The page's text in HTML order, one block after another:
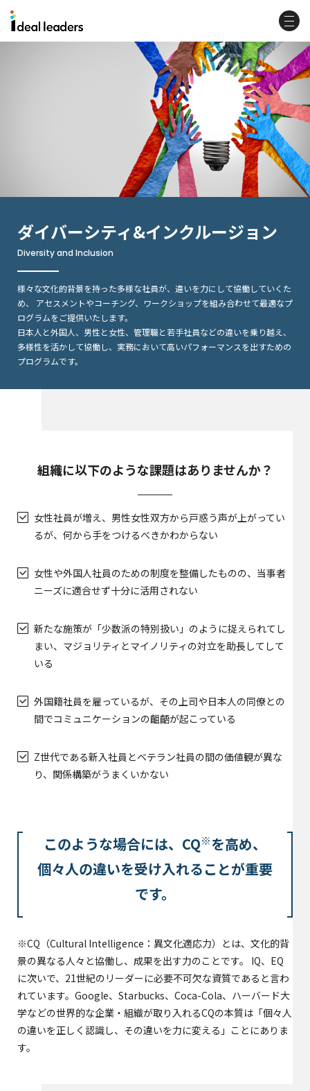
ダイバーシティ&インクルージョン
Diversity and Inclusion
様々な文化的背景を持った多様な社員が、違いを力にして協働していくた
め、
アセスメントやコーチング、ワークショップを組み合わせて最適なプ
ログラムをご提供いたします。
日本人と外国人、男性と女性、管理職と若手社員などの違いを乗り越え、
多様性を活かして協働し、実務において高いパフォーマンスを出すための
プログラムです。
組織に以下のような課題はありませんか？
女性社員が増え、男性女性双方から戸惑う声が上がってい
るが、何から手をつけるべきかわからない
女性や外国人社員のための制度を整備したものの、当事者
ニーズに適合せず十分に活用されない
新たな施策が「少数派の特別扱い」のように捉えられてし
まい、マジョリティとマイノリティの対立を助長してして
いる
外国籍社員を雇っているが、その上司や日本人の同僚との
間でコミュニケーションの齟齬が起こっている
Z世代である新入社員とベテラン社員の間の価値観が異な
り、関係構築がうまくいかない
このような場合には、CQ※を高め、
個々人の違いを受け入れることが重要
です。
※CQ（Cultural Intelligence：異文化適応力）とは、文化的背
景の異なる人々と協働し、成果を出す力のことです。 IQ、EQ
に次いで、21世紀のリーダーに必要不可欠な資質であると言わ
れています。Google、Starbucks、Coca-Cola、ハーバード大
学などの世界的な企業・組織が取り入れるCQの本質は「個々人
の違いを正しく認識し、その違いを力に変える」ことにありま
す。